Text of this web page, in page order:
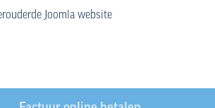
Joomla website